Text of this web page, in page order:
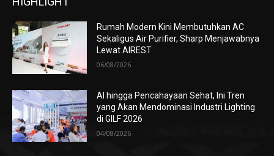
Rumah Modern Kini Membutuhkan AC
Sekaligus Air Purifier, Sharp Menjawabnya
Lewat AIREST
06/08/2026
AI hingga Pencahayaan Sehat, Ini Tren
yang Akan Mendominasi Industri Lighting
di GILF 2026
04/08/2026